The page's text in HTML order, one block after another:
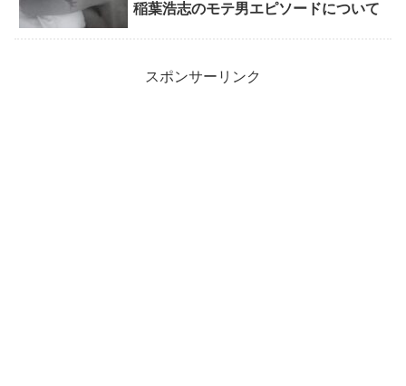
稲葉浩志のモテ男エピソードについて
スポンサーリンク